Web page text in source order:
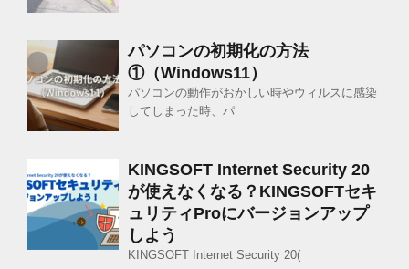
パソコンの初期化の方法
①（Windows11）
パソコンの動作がおかしい時やウィルスに感染
してしまった時、パ
KINGSOFT Internet Security 20
が使えなくなる？KINGSOFTセキ
ュリティProにバージョンアップ
しよう
KINGSOFT Internet Security 20(